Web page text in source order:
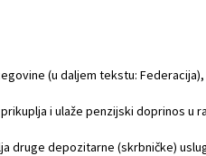
(u daljem tekstu:
i ulaže penzijski doprinos u
druge depozitarne (skrbničke)